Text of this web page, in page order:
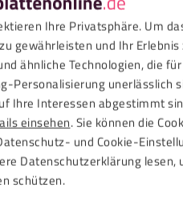
Ihre Privatsphäre. Um
gewährleisten und Ihr
ähnliche Technologien, die
Personalisierung unerlässlich
Ihre Interessen abgestimmt
einsehen. Sie können die
und Cookie-
Datenschutzerklärung
schützen.
Optik Einfach
die Montage
und Frontplatte aus
mit Muttern